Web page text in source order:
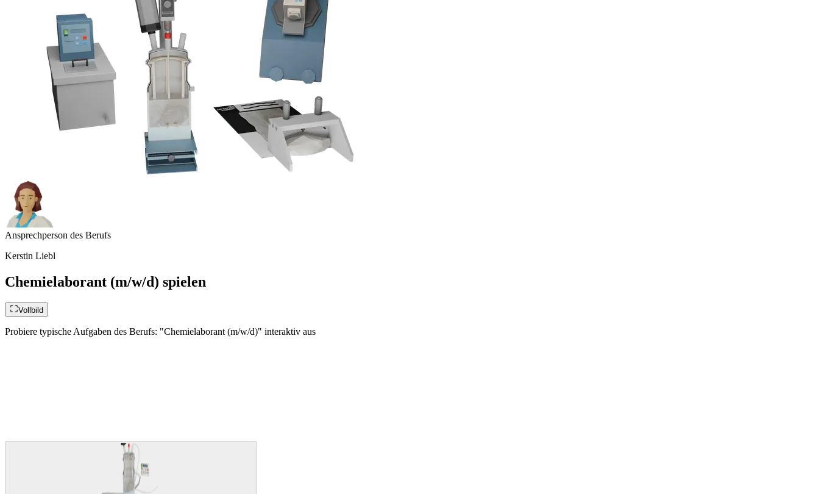
Ansprechperson des Berufs
Kerstin Liebl
Chemielaborant (m/w/d) spielen
Vollbild
Probiere typische Aufgaben des Berufs: "Chemielaborant (m/w/d)" interaktiv aus